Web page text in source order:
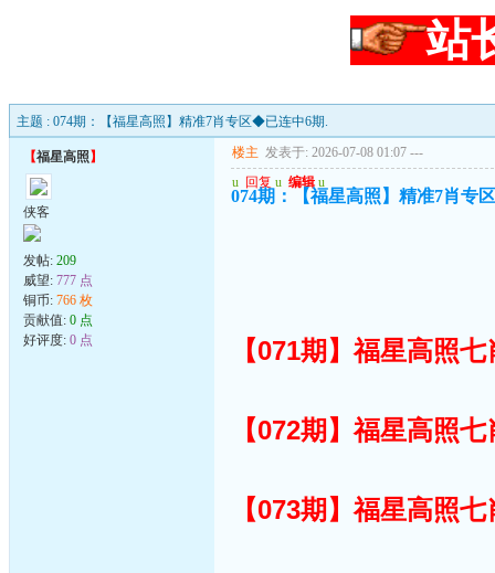
站
主题 : 074期：【福星高照】精准7肖专区◆已连中6期.
【福星高照 】
侠客
发帖: 209
威望: 777 点
铜币: 766 枚
贡献值: 0 点
好评度: 0 点
楼主 发表于: 2026-07-08 01:07 ---
u 回复 u 编辑 u
074期：【福星高照】精准7肖专
【071期】福星高照
【072期】福星高照
【073期】福星高照